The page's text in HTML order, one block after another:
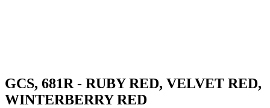
GCS, 681R - RUBY RED, VELVET RED,
WINTERBERRY RED